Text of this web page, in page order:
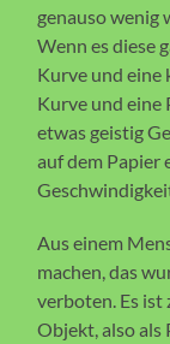
genauso wenig
Wenn es diese
Kurve und eine
Kurve und eine
etwas geistig
auf dem Papier
Aus einem
machen, das
verboten. Es ist
Objekt, also als